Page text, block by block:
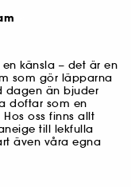
känsla – det är en
som gör läpparna
dagen än bjuder
doftar som en
oss finns allt
till lekfulla
även våra egna